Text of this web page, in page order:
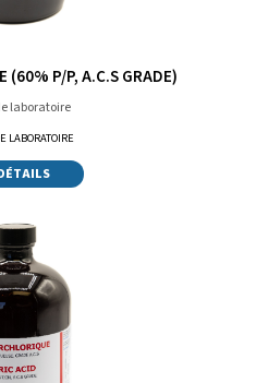
(60% P/P, A.C.S GRADE)
laboratoire
LABORATOIRE